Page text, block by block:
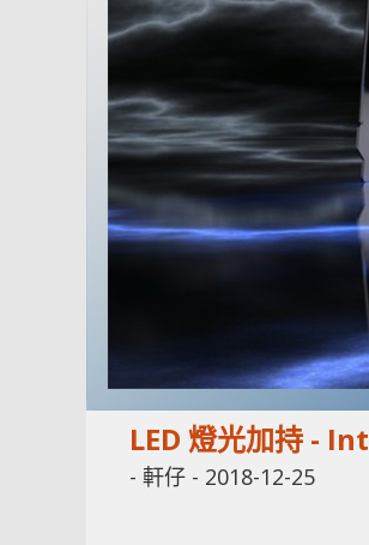
LED 燈光加持 -
- 軒仔 - 2018-12-25